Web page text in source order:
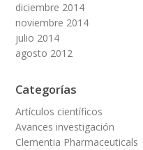
diciembre 2014
noviembre 2014
julio 2014
agosto 2012
Categorías
Artículos científicos
Avances investigación
Clementia Pharmaceuticals